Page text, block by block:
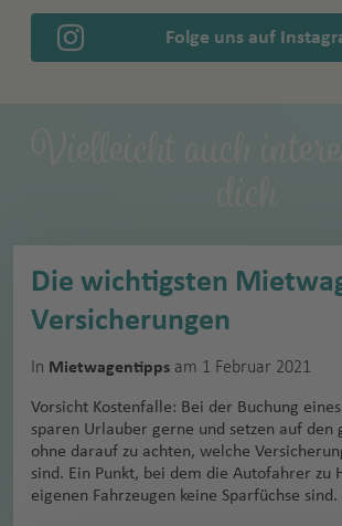
Folge uns auf
Die wichtigsten
Versicherungen
In Mietwagentipps am 1 Februar 2021
Vorsicht Kostenfalle: Bei der Buchung
sparen Urlauber gerne und setzen auf den
ohne darauf zu achten, welche
sind. Ein Punkt, bei dem die Autofahrer zu
eigenen Fahrzeugen keine Sparfüchse